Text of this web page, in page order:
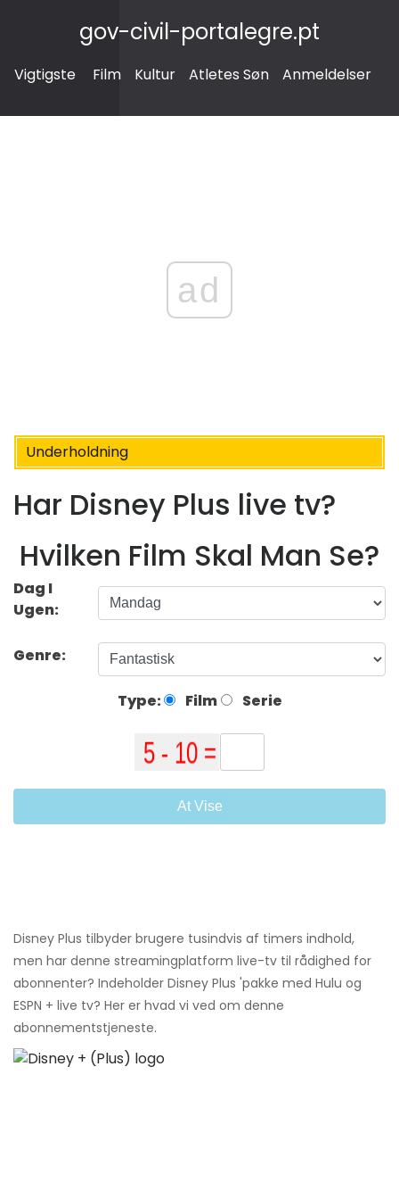
gov-civil-portalegre.pt
Vigtigste Film Kultur Atletes Søn Anmeldelser
ad
Underholdning
Har Disney Plus live tv?
Hvilken Film Skal Man Se?
Dag I
Ugen:
Genre:
Type: Film Serie
At Vise
Disney Plus tilbyder brugere tusindvis af timers indhold,
men har denne streamingplatform live-tv til rådighed for
abonnenter? Indeholder Disney Plus 'pakke med Hulu og
ESPN + live tv? Her er hvad vi ved om denne
abonnementstjeneste.